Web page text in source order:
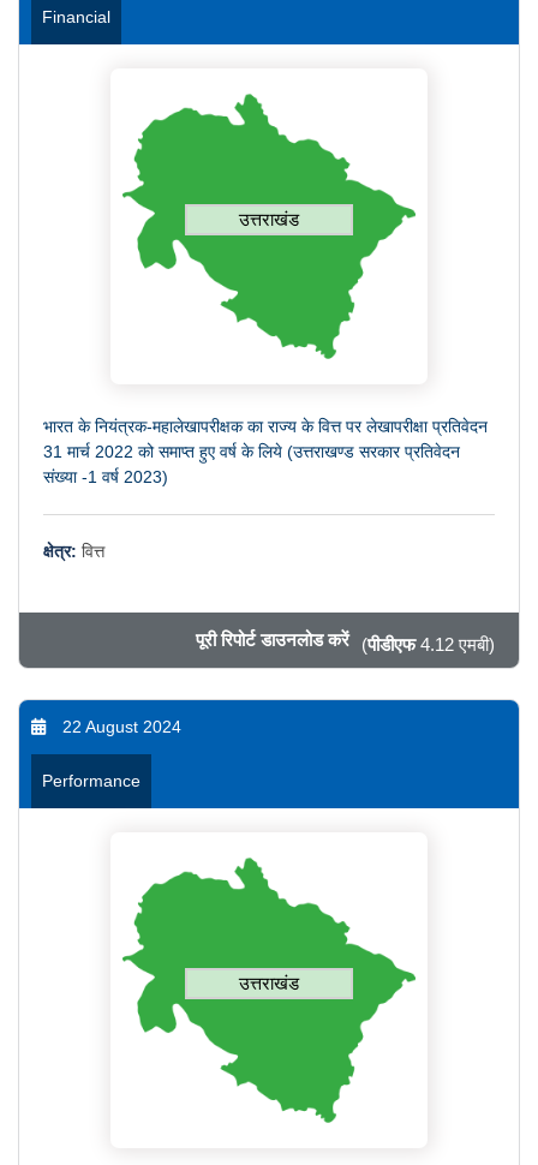
Financial
उत्तराखंड
भारत के नियंत्रक-महालेखापरीक्षक का राज्य के वित्त पर लेखापरीक्षा प्रतिवेदन
31 मार्च 2022 को समाप्त हुए वर्ष के लिये (उत्तराखण्ड सरकार प्रतिवेदन
संख्या -1 वर्ष 2023)
क्षेत्र: वित्त
पूरी रिपोर्ट डाउनलोड करें (पीडीएफ4.12 एमबी)
22 August 2024
Performance
उत्तराखंड